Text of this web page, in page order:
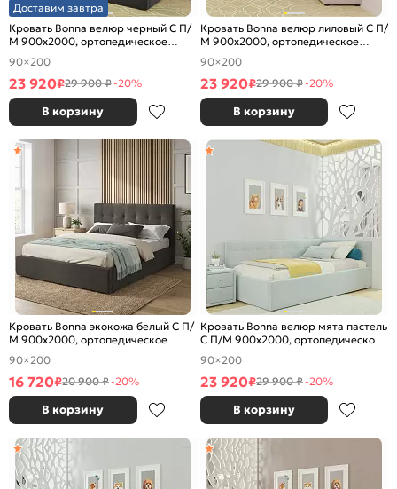
Доставим завтра
Кровать Bonna велюр черный С П/
М 900x2000, ортопедическое
основание, изголовье мягкое
90×200
23 920₽29 900 ₽-20%
В корзину
Кровать Bonna велюр лиловый С П/
М 900x2000, ортопедическое
основание, изголовье мягкое
90×200
23 920₽29 900 ₽-20%
В корзину
Кровать Bonna экокожа белый С П/
М 900x2000, ортопедическое
основание, изголовье мягкое
90×200
16 720₽20 900 ₽-20%
В корзину
Кровать Bonna велюр мята пастель
С П/М 900x2000, ортопедическое
основание, изголовье мягкое
90×200
23 920₽29 900 ₽-20%
В корзину